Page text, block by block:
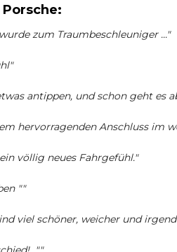
zum Traumbeschleuniger ..."
antippen, und schon geht es
hervorragenden Anschluss im
völlig neues Fahrgefühl."
""
viel schöner, weicher und